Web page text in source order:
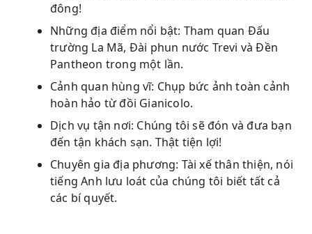
đông!
Những địa điểm nổi bật: Tham quan Đấu
trường La Mã, Đài phun nước Trevi và Đền
Pantheon trong một lần.
Cảnh quan hùng vĩ: Chụp bức ảnh toàn cảnh
hoàn hảo từ đồi Gianicolo.
Dịch vụ tận nơi: Chúng tôi sẽ đón và đưa bạn
đến tận khách sạn. Thật tiện lợi!
Chuyên gia địa phương: Tài xế thân thiện, nói
tiếng Anh lưu loát của chúng tôi biết tất cả
các bí quyết.